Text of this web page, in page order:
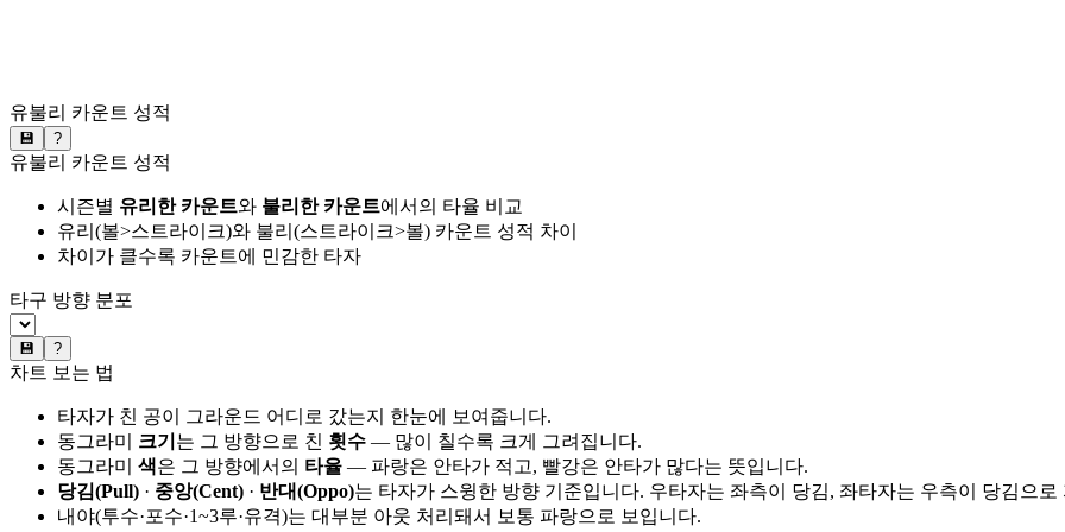
유불리 카운트 성적
💾 ?
유불리 카운트 성적
시즌별 유리한 카운트와 불리한 카운트에서의 타율 비교
유리(볼>스트라이크)와 불리(스트라이크>볼) 카운트 성적 차이
차이가 클수록 카운트에 민감한 타자
타구 방향 분포
💾 ?
차트 보는 법
타자가 친 공이 그라운드 어디로 갔는지 한눈에 보여줍니다.
동그라미 크기 는 그 방향으로 친 횟수 — 많이 칠수록 크게 그려집니다.
동그라미 색은 그 방향에서의 타율 — 파랑은 안타가 적고, 빨강은 안타가 많다는 뜻입니다.
당김(Pull) · 중앙(Cent) · 반대(Oppo)는 타자가 스윙한 방향 기준입니다. 우타자는 좌측이 당김, 좌타자는 우측이 당김으로
내야(투수·포수·1~3루·유격)는 대부분 아웃 처리돼서 보통 파랑으로 보입니다.